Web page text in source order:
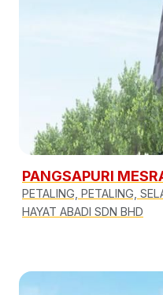
PANGSAPURI
PETALING, PETALING,
HAYAT ABADI SDN BHD